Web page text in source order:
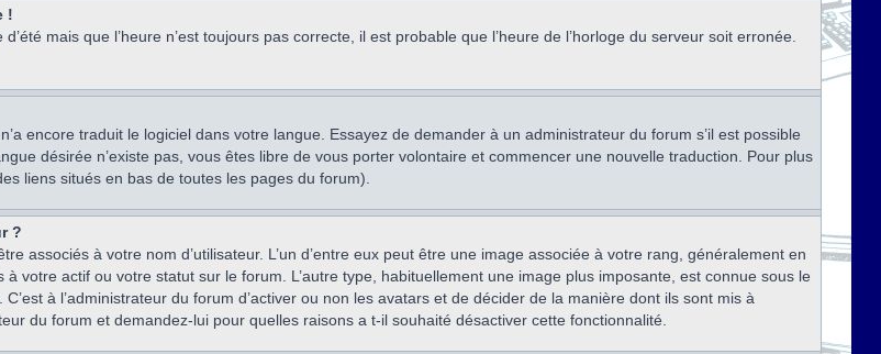
!
mais que l’heure n’est toujours pas correcte, il est probable que l’heure de l’horloge du serveur soit erronée.
encore traduit le logiciel dans votre langue. Essayez de demander à un administrateur du forum s’il est possible
désirée n’existe pas, vous êtes libre de vous porter volontaire et commencer une nouvelle traduction. Pour plus
liens situés en bas de toutes les pages du forum).
?
associés à votre nom d’utilisateur. L’un d’entre eux peut être une image associée à votre rang, généralement en
votre actif ou votre statut sur le forum. L’autre type, habituellement une image plus imposante, est connue sous le
à l’administrateur du forum d’activer ou non les avatars et de décider de la manière dont ils sont mis à
du forum et demandez-lui pour quelles raisons a t-il souhaité désactiver cette fonctionnalité.